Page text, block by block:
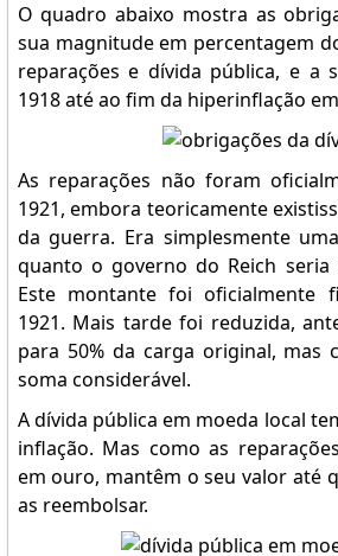
O quadro abaixo mostra as
sua magnitude em percentagem
reparações e dívida pública, e a
1918 até ao fim da hiperinflação
As reparações não foram
1921, embora teoricamente
da guerra. Era simplesmente
quanto o governo do Reich
Este montante foi oficialmente
1921. Mais tarde foi reduzida,
para 50% da carga original, mas
soma considerável.
A dívida pública em moeda local
inflação. Mas como as
em ouro, mantêm o seu valor até
as reembolsar.